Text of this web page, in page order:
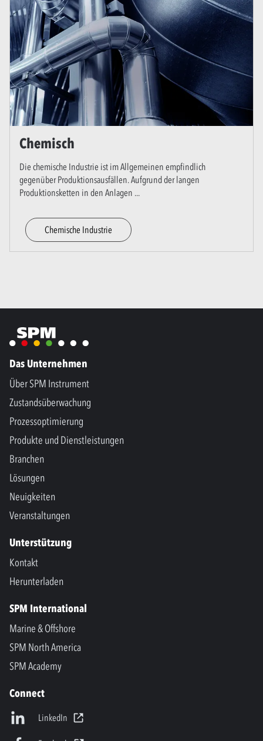
Chemisch
Die chemische Industrie ist im Allgemeinen empfindlich
gegenüber Produktionsausfällen. Aufgrund der langen
Produktionsketten in den Anlagen ...
Chemische Industrie
Das Unternehmen
Über SPM Instrument
Zustandsüberwachung
Prozessoptimierung
Produkte und Dienstleistungen
Branchen
Lösungen
Neuigkeiten
Veranstaltungen
Unterstützung
Kontakt
Herunterladen
SPM International
Marine & Offshore
SPM North America
SPM Academy
Connect
LinkedIn